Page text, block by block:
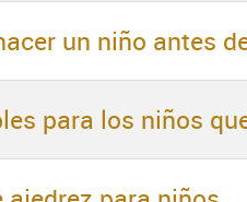
un niño antes
para los niños